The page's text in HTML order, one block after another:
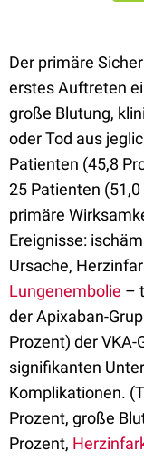
Der primäre
erstes Auftreten
große Blutung,
oder Tod aus
Patienten (45,8
25 Patienten
primäre
Ereignisse:
Ursache,
Lungenembolie –
der Apixaban-
Prozent) der VKA-
signifikanten
Komplikationen.
Prozent, große
Prozent,